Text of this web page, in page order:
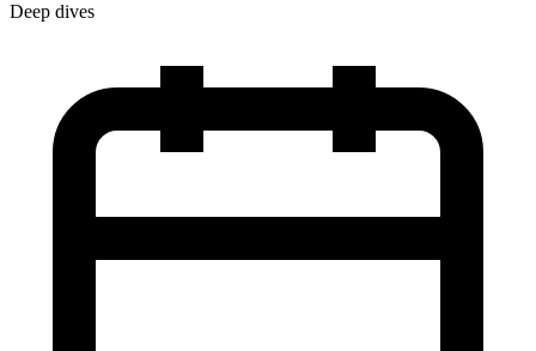
Deep dives